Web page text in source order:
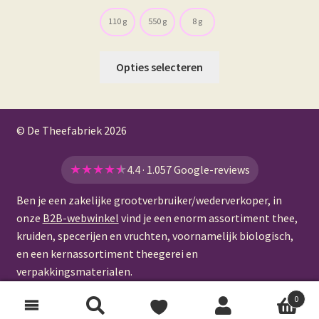
110 g 550 g 8 g
Opties selecteren
meerdere
optie
kan
gekozen
worden
op
© De Theefabriek 2026
★★★★★4.4 · 1.057 Google-reviews
Ben je een zakelijke grootverbruiker/wederverkoper, in
onze B2B-webwinkel vind je een enorm assortiment thee,
kruiden, specerijen en vruchten, voornamelijk biologisch,
en een kernassortiment theegerei en
verpakkingsmaterialen.
0